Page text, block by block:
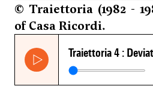
© Traiettoria (1982 -
of Casa Ricordi.